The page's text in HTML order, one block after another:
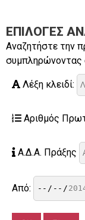
ΕΠΙΛΟΓΈΣ
Αναζητήστε την
συμπληρώνοντας
Λέξη κλειδί:
Αριθμός
Α.Δ.Α. Πράξης
Από: